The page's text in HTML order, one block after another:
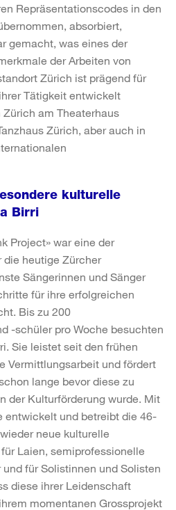
Repräsentationscodes in den
absorbiert,
gemacht, was eines der
der Arbeiten von
Zürich ist prägend für
Tätigkeit entwickelt
am Theaterhaus
Zürich, aber auch in
kulturelle
Birri
Project» war eine der
heutige Zürcher
Sängerinnen und Sänger
für ihre erfolgreichen
Bis zu 200
-schüler pro Woche besuchten
Sie leistet seit den frühen
Vermittlungsarbeit und fördert
lange bevor diese zu
der Kulturförderung wurde. Mit
entwickelt und betreibt die 46-
neue kulturelle
Laien, semiprofessionelle
für Solistinnen und Solisten
diese ihrer Leidenschaft
momentanen Grossprojekt